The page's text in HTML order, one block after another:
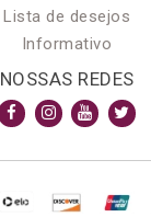
Lista de desejos
Informativo
NOSSAS REDES